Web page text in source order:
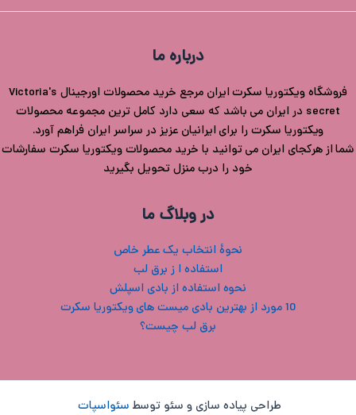
درباره ما
فروشگاه ویکتوریا سکرت ایران مرجع خرید محصولات اورجینال Victoria's
secret در ایران می باشد که سعی دارد کامل ترین مجموعه محصولات
ویکتوریا سکرت را برای ایرانیان عزیز در سراسر ایران فراهم آورد.
شما از هرکجای ایران می توانید با خرید محصولات ویکتوریا سکرت سفارشات
خود را درب منزل تحویل بگیرید
در وبلاگ ما
نحوۀ انتخاب یک عطر خاص
استفاده ا ز برق لب
نحوه استفاده از بادی اسپلش
10 مورد از بهترین بادی میست های ویکتوریا سکرت
برق لب چیست؟
طراحی پیاده سازی و سئو توسط سئواسپات